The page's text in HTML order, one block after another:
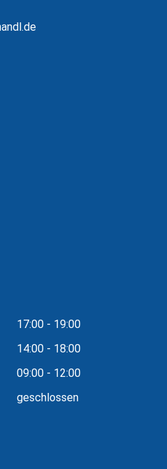
17:00 - 19:00
14:00 - 18:00
09:00 - 12:00
geschlossen